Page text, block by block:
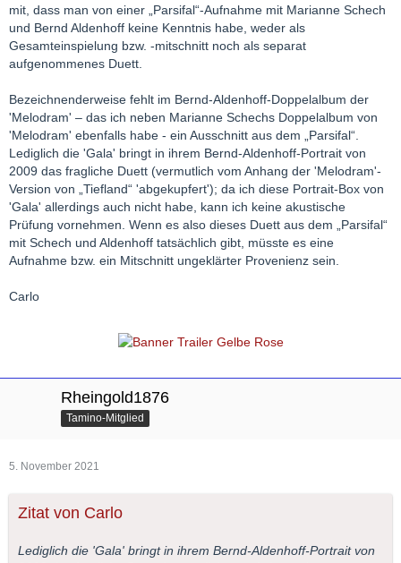
mit, dass man von einer „Parsifal“-Aufnahme mit Marianne Schech
und Bernd Aldenhoff keine Kenntnis habe, weder als
Gesamteinspielung bzw. -mitschnitt noch als separat
aufgenommenes Duett.
Bezeichnenderweise fehlt im Bernd-Aldenhoff-Doppelalbum der
'Melodram' – das ich neben Marianne Schechs Doppelalbum von
'Melodram' ebenfalls habe - ein Ausschnitt aus dem „Parsifal“.
Lediglich die 'Gala' bringt in ihrem Bernd-Aldenhoff-Portrait von
2009 das fragliche Duett (vermutlich vom Anhang der 'Melodram'-
Version von „Tiefland“ 'abgekupfert'); da ich diese Portrait-Box von
'Gala' allerdings auch nicht habe, kann ich keine akustische
Prüfung vornehmen. Wenn es also dieses Duett aus dem „Parsifal“
mit Schech und Aldenhoff tatsächlich gibt, müsste es eine
Aufnahme bzw. ein Mitschnitt ungeklärter Provenienz sein.
Carlo
Rheingold1876
Tamino-Mitglied
5. November 2021
Zitat von Carlo
Lediglich die 'Gala' bringt in ihrem Bernd-Aldenhoff-Portrait von